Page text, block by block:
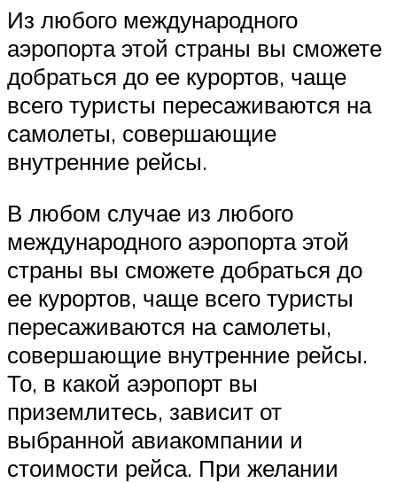
Из любого международного
аэропорта этой страны вы сможете
добраться до ее курортов, чаще
всего туристы пересаживаются на
самолеты, совершающие
внутренние рейсы.
В любом случае из любого
международного аэропорта этой
страны вы сможете добраться до
ее курортов, чаще всего туристы
пересаживаются на самолеты,
совершающие внутренние рейсы.
То, в какой аэропорт вы
приземлитесь, зависит от
выбранной авиакомпании и
стоимости рейса. При желании